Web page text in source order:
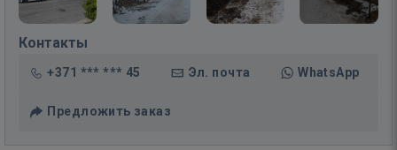
Контакты
+371 *** *** 45 Эл. почта WhatsApp
Предложить заказ